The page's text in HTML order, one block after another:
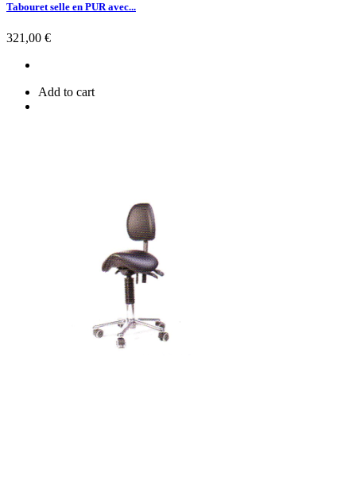
Tabouret selle en PUR avec...
Prix
321,00 €
Add to cart